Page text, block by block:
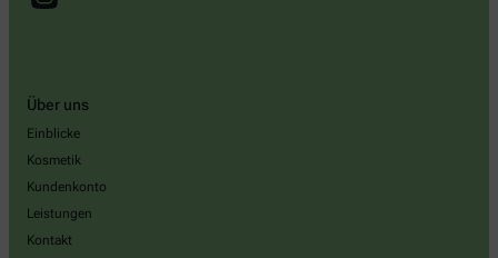
Über uns
Einblicke
Kosmetik
Kundenkonto
Leistungen
Kontakt